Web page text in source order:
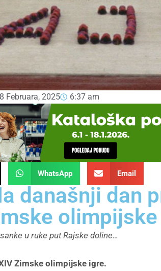
8 Februara, 2025 6:37 am
WhatsApp Email
današnji dan
u ruke put Rajske doline…
Zimske olimpijske igre.